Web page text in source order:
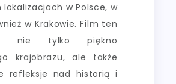
lokalizacjach w Polsce, w
w Krakowie. Film ten
nie tylko piękno
krajobrazu, ale także
refleksje nad historią i